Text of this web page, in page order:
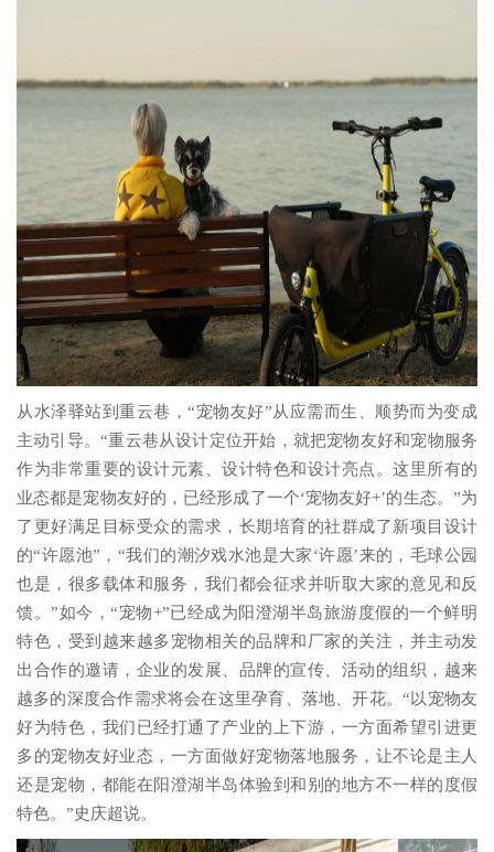
从水泽驿站到重云巷，“宠物友好”从应需而生、顺势而为变成
主动引导。“重云巷从设计定位开始，就把宠物友好和宠物服务
作为非常重要的设计元素、设计特色和设计亮点。这里所有的
业态都是宠物友好的，已经形成了一个‘宠物友好+’的生态。”为
了更好满足目标受众的需求，长期培育的社群成了新项目设计
的“许愿池”，“我们的潮汐戏水池是大家‘许愿’来的，毛球公园
也是，很多载体和服务，我们都会征求并听取大家的意见和反
馈。”如今，“宠物+”已经成为阳澄湖半岛旅游度假的一个鲜明
特色，受到越来越多宠物相关的品牌和厂家的关注，并主动发
出合作的邀请，企业的发展、品牌的宣传、活动的组织，越来
越多的深度合作需求将会在这里孕育、落地、开花。“以宠物友
好为特色，我们已经打通了产业的上下游，一方面希望引进更
多的宠物友好业态，一方面做好宠物落地服务，让不论是主人
还是宠物，都能在阳澄湖半岛体验到和别的地方不一样的度假
特色。”史庆超说。